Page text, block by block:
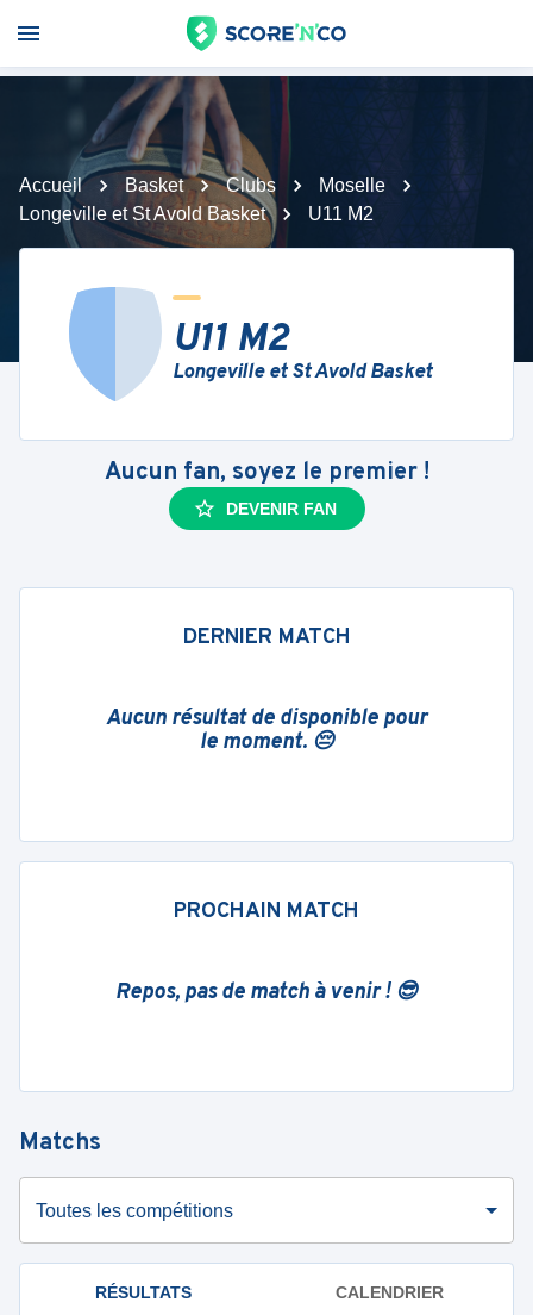
Accueil Basket Clubs
Moselle
Longeville et St Avold Basket
U11 M2
U11 M2
Longeville et St Avold Basket
Aucun fan, soyez le premier !
DEVENIR FAN
DERNIER MATCH
Aucun résultat de disponible pour
le moment. 😔
PROCHAIN MATCH
Repos, pas de match à venir ! 😎
Matchs
Toutes les compétitions
RÉSULTATS CALENDRIER